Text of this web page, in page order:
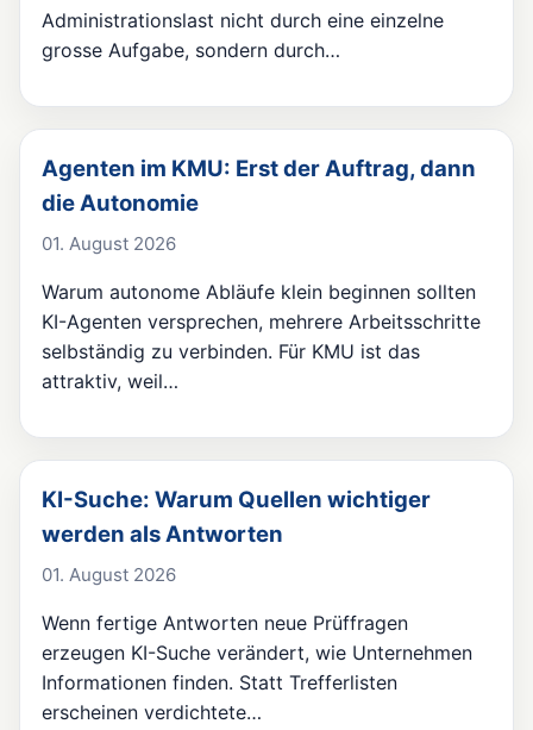
Administrationslast nicht durch eine einzelne
grosse Aufgabe, sondern durch…
Agenten im KMU: Erst der Auftrag, dann
die Autonomie
01. August 2026
Warum autonome Abläufe klein beginnen sollten
KI-Agenten versprechen, mehrere Arbeitsschritte
selbständig zu verbinden. Für KMU ist das
attraktiv, weil…
KI-Suche: Warum Quellen wichtiger
werden als Antworten
01. August 2026
Wenn fertige Antworten neue Prüffragen
erzeugen KI-Suche verändert, wie Unternehmen
Informationen finden. Statt Trefferlisten
erscheinen verdichtete…